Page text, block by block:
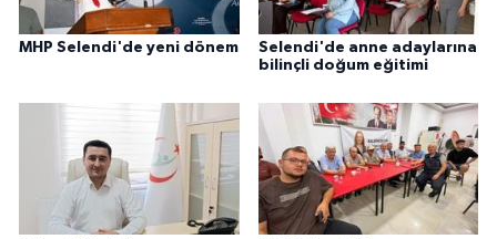
MHP Selendi'de yeni dönem
Selendi'de anne adaylarına
bilinçli doğum eğitimi